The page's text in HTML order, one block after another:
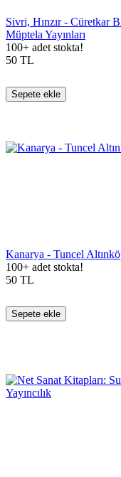
Sivri, Hınzır - Cüretkar
Müptela Yayınları
100+ adet stokta!
50 TL
Sepete ekle
Kanarya - Tuncel
100+ adet stokta!
50 TL
Sepete ekle